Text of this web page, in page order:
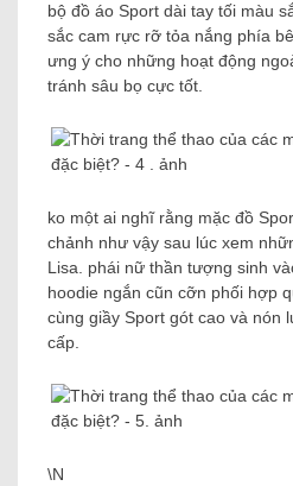
bộ đồ áo Sport dài tay tối màu
sắc cam rực rỡ tỏa nắng phía
ưng ý cho những hoạt động
tránh sâu bọ cực tốt.
ko một ai nghĩ rằng mặc đồ
chảnh như vậy sau lúc xem
Lisa. phái nữ thần tượng sinh
hoodie ngắn cũn cỡn phối hợp
cùng giầy Sport gót cao và nón
cấp.
\N